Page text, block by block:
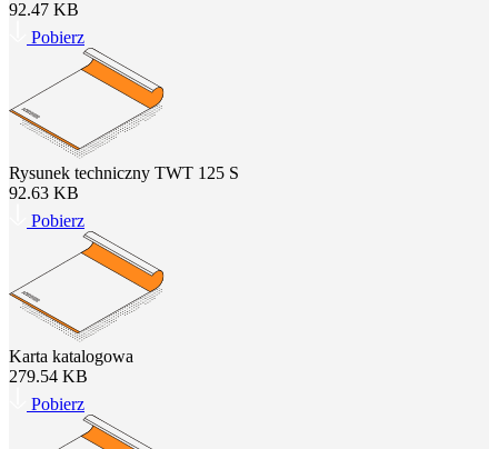
92.47 KB
Pobierz
Rysunek techniczny TWT 125 S
92.63 KB
Pobierz
Karta katalogowa
279.54 KB
Pobierz